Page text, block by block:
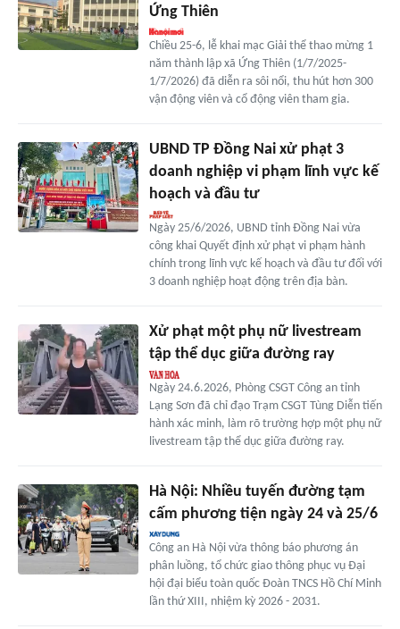
Ứng Thiên
Chiều 25-6, lễ khai mạc Giải thể thao mừng 1
năm thành lập xã Ứng Thiên (1/7/2025-
1/7/2026) đã diễn ra sôi nổi, thu hút hơn 300
vận động viên và cổ động viên tham gia.
UBND TP Đồng Nai xử phạt 3
doanh nghiệp vi phạm lĩnh vực kế
hoạch và đầu tư
Ngày 25/6/2026, UBND tỉnh Đồng Nai vừa
công khai Quyết định xử phạt vi phạm hành
chính trong lĩnh vực kế hoạch và đầu tư đối với
3 doanh nghiệp hoạt động trên địa bàn.
Xử phạt một phụ nữ livestream
tập thể dục giữa đường ray
Ngày 24.6.2026, Phòng CSGT Công an tỉnh
Lạng Sơn đã chỉ đạo Trạm CSGT Tùng Diễn tiến
hành xác minh, làm rõ trường hợp một phụ nữ
livestream tập thể dục giữa đường ray.
Hà Nội: Nhiều tuyến đường tạm
cấm phương tiện ngày 24 và 25/6
Công an Hà Nội vừa thông báo phương án
phân luồng, tổ chức giao thông phục vụ Đại
hội đại biểu toàn quốc Đoàn TNCS Hồ Chí Minh
lần thứ XIII, nhiệm kỳ 2026 - 2031.